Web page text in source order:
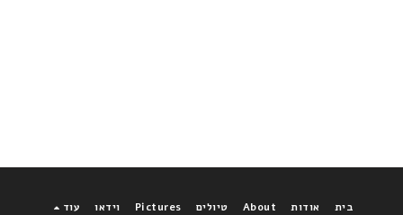
בית אודות About טיולים Pictures וידאו עוד